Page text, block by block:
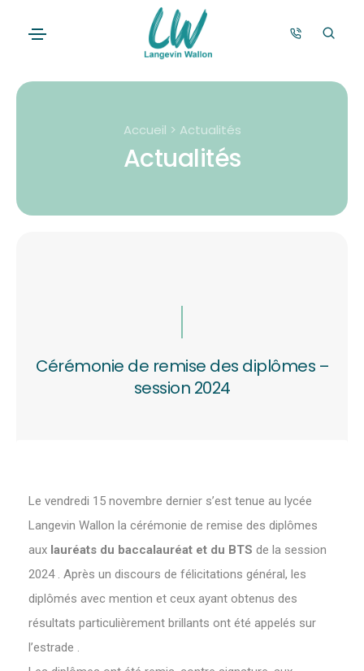
Accueil > Actualités
Actualités
Cérémonie de remise des diplômes –
session 2024
Le vendredi 15 novembre dernier s’est tenue au lycée
Langevin Wallon la cérémonie de remise des diplômes
aux lauréats du baccalauréat et du BTS de la session
2024 . Après un discours de félicitations général, les
diplômés avec mention et ceux ayant obtenus des
résultats particulièrement brillants ont été appelés sur
l’estrade .